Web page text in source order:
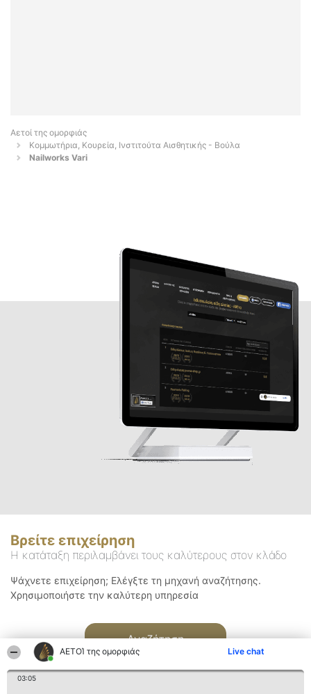
ΑΕΤΟΊ της ομορφιάς Live chat
03:05
Αετοί της ομορφιάς
Κομμωτήρια, Κουρεία, Ινστιτούτα Αισθητικής - Βούλα
Nailworks Vari
Βρείτε επιχείρηση
Η κατάταξη περιλαμβάνει τους καλύτερους στον κλάδο
Ψάχνετε επιχείρηση; Ελέγξτε τη μηχανή αναζήτησης.
Χρησιμοποιήστε την καλύτερη υπηρεσία
Αναζήτηση